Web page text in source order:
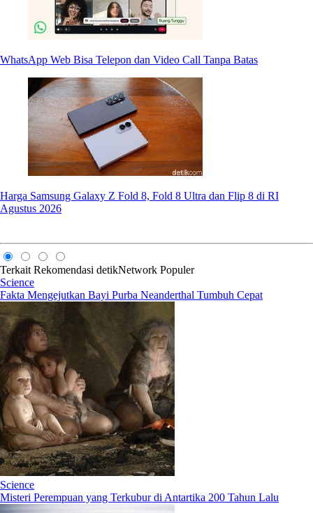
WhatsApp Web Bisa Telepon dan Video Call Tanpa Batas
Harga Samsung Galaxy Z Fold 8, Fold 8 Ultra dan Flip 8 di RI
Agustus 2026
Terkait Rekomendasi detikNetwork Populer
Science
Fakta Mengejutkan Bayi Purba Neanderthal Tumbuh Cepat
Science
Misteri Perempuan yang Terkubur di Antartika 200 Tahun Lalu